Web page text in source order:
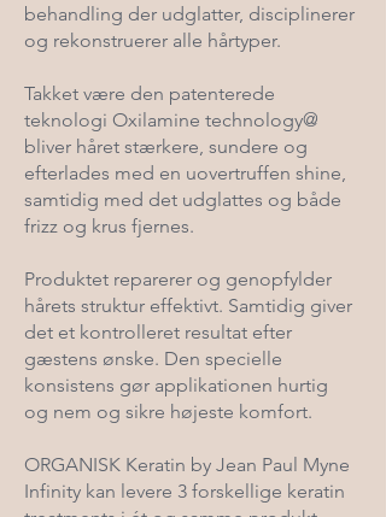
behandling der udglatter, disciplinerer
og rekonstruerer alle hårtyper.
Takket være den patenterede
teknologi Oxilamine technology@
bliver håret stærkere, sundere og
efterlades med en uovertruffen shine,
samtidig med det udglattes og både
frizz og krus fjernes.
Produktet reparerer og genopfylder
hårets struktur effektivt. Samtidig giver
det et kontrolleret resultat efter
gæstens ønske. Den specielle
konsistens gør applikationen hurtig
og nem og sikre højeste komfort.
ORGANISK Keratin by Jean Paul Myne
Infinity kan levere 3 forskellige keratin